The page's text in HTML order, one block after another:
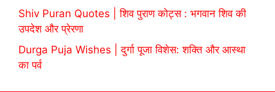
Shiv Puran Quotes | शिव पुराण कोट्स : भगवान शिव की
उपदेश और प्रेरणा
Durga Puja Wishes | दुर्गा पूजा विशेस: शक्ति और आस्था
का पर्व